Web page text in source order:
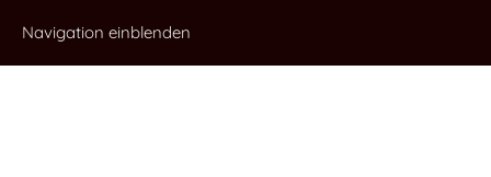
Navigation einblenden